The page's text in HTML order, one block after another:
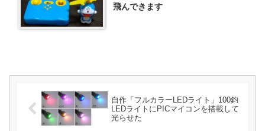
飛んできます
自作「フルカラーLEDライト」100鈞
LEDライトにPICマイコンを搭載して
光らせた